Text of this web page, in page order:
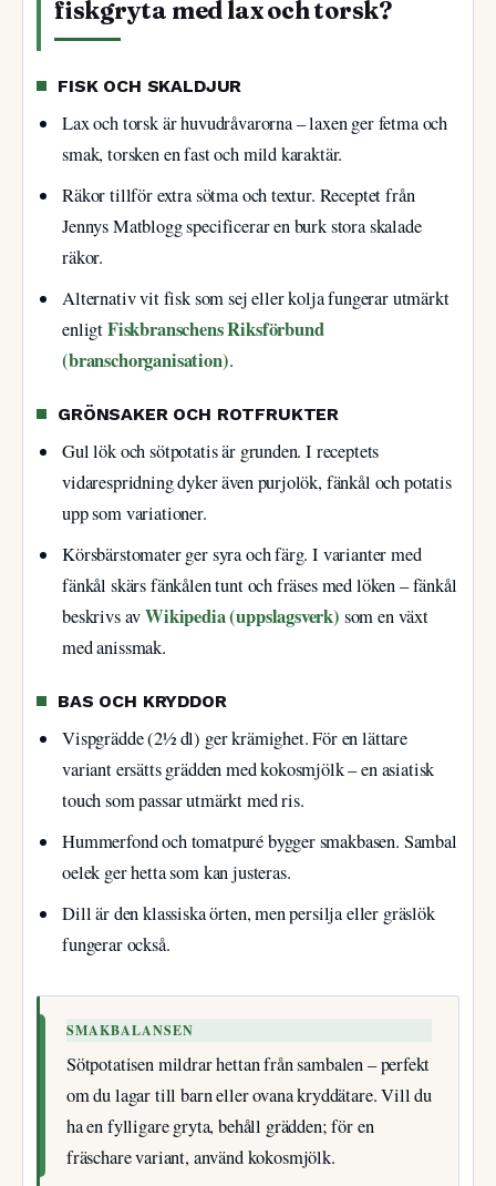
fiskgryta med lax och torsk?
FISK OCH SKALDJUR
Lax och torsk är huvudråvarorna – laxen ger fetma och
smak, torsken en fast och mild karaktär.
Räkor tillför extra sötma och textur. Receptet från
Jennys Matblogg specificerar en burk stora skalade
räkor.
Alternativ vit fisk som sej eller kolja fungerar utmärkt
enligtFiskbranschens Riksförbund
(branschorganisation).
GRÖNSAKER OCH ROTFRUKTER
Gul lök och sötpotatis är grunden. I receptets
vidarespridning dyker även purjolök, fänkål och potatis
upp som variationer.
Körsbärstomater ger syra och färg. I varianter med
fänkål skärs fänkålen tunt och fräses med löken – fänkål
beskrivs avWikipedia (uppslagsverk) som en växt
med anissmak.
BAS OCH KRYDDOR
Vispgrädde (2½ dl) ger krämighet. För en lättare
variant ersätts grädden med kokosmjölk – en asiatisk
touch som passar utmärkt med ris.
Hummerfond och tomatpuré bygger smakbasen. Sambal
oelek ger hetta som kan justeras.
Dill är den klassiska örten, men persilja eller gräslök
fungerar också.
SMAKBALANSEN
Sötpotatisen mildrar hettan från sambalen – perfekt
om du lagar till barn eller ovana kryddätare. Vill du
ha en fylligare gryta, behåll grädden; för en
fräschare variant, använd kokosmjölk.